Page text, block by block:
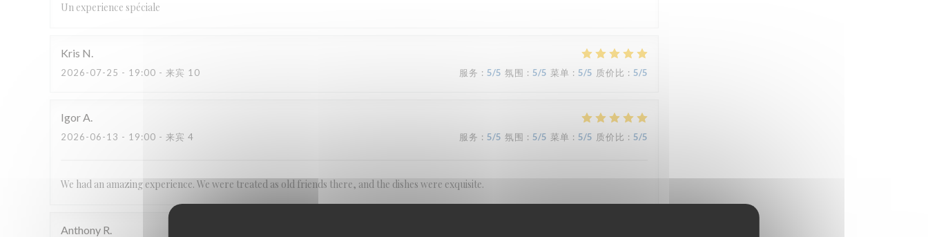
Un experience spéciale
Kris N
2026-07-25 - 19:00 - 来宾 10 服务 : 5/5 氛围 : 5/5 菜单 : 5/5 质价比 : 5/5
IgorA
2026-06-13 - 19:00 - 来宾 4 服务 : 5/5 氛围 : 5/5 菜单 : 5/5 质价比 : 5/5
We had an amazing experience. We were treated as old friends there, and the dishes were exquisite.
Anthony R